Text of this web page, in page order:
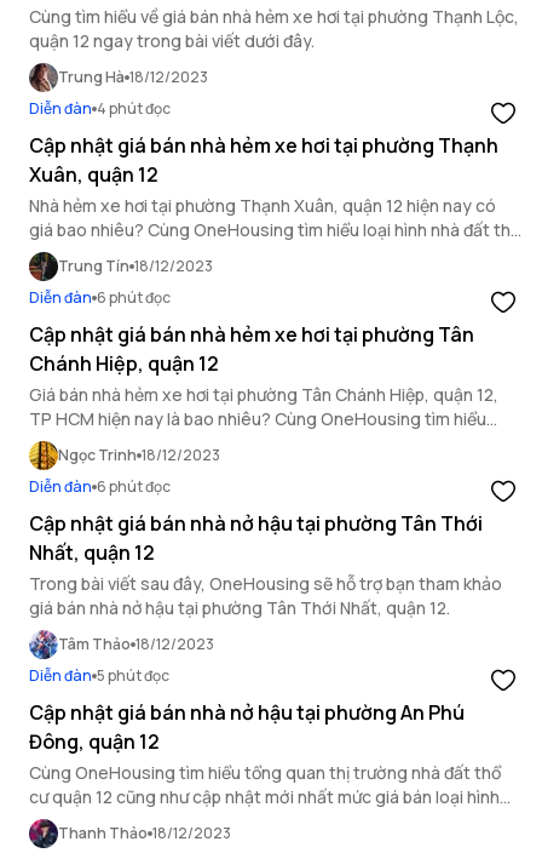
Cùng tìm hiểu về giá bán nhà hẻm xe hơi tại phường Thạnh Lộc,
quận 12 ngay trong bài viết dưới đây.
Trung Hà 18/12/2023
Diễn đàn 4 phút đọc
Cập nhật giá bán nhà hẻm xe hơi tại phường Thạnh
Xuân, quận 12
Nhà hẻm xe hơi tại phường Thạnh Xuân, quận 12 hiện nay có
giá bao nhiêu? Cùng OneHousing tìm hiểu loại hình nhà đất thổ
cư quận 12 này trong bài viết dưới đây.
Trung Tín 18/12/2023
Diễn đàn 6 phút đọc
Cập nhật giá bán nhà hẻm xe hơi tại phường Tân
Chánh Hiệp, quận 12
Giá bán nhà hẻm xe hơi tại phường Tân Chánh Hiệp, quận 12,
TP HCM hiện nay là bao nhiêu? Cùng OneHousing tìm hiểu
thông tin bất động sản khu vực này qua bài viết dưới đây.
Ngọc Trinh 18/12/2023
Diễn đàn 6 phút đọc
Cập nhật giá bán nhà nở hậu tại phường Tân Thới
Nhất, quận 12
Trong bài viết sau đây, OneHousing sẽ hỗ trợ bạn tham khảo
giá bán nhà nở hậu tại phường Tân Thới Nhất, quận 12.
Tâm Thảo 18/12/2023
Diễn đàn 5 phút đọc
Cập nhật giá bán nhà nở hậu tại phường An Phú
Đông, quận 12
Cùng OneHousing tìm hiểu tổng quan thị trường nhà đất thổ
cư quận 12 cũng như cập nhật mới nhất mức giá bán loại hình
nhà nở hậu tại phường An Phú Đông.
Thanh Thảo 18/12/2023